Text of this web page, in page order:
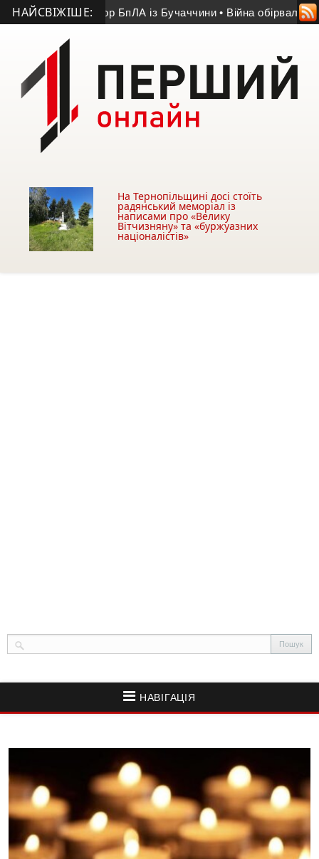
НАЙСВІЖІШЕ:
оператор БпЛА із Бучаччини • Війна обірвала життя
На Тернопільщині досі стоїть
радянський меморіал із
написами про «Велику
Вітчизняну» та «буржуазних
націоналістів»
НАВІГАЦІЯ